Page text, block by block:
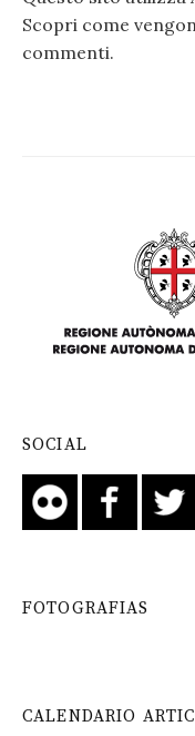
Scopri come
commenti.
SOCIAL
FOTOGRAFIAS
CALENDARIO